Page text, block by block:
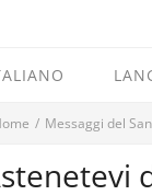
/ Messaggi del